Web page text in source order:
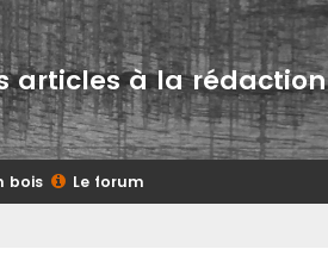
articles à la rédaction
bois Le forum